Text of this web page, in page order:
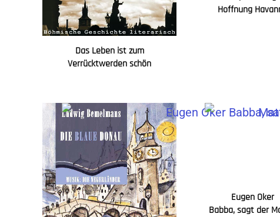
Das Leben ist zum
Verrücktwerden schön
Hoffnung
Eugen Oker
Babba, sagt der